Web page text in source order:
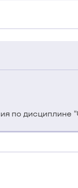
по дисциплине